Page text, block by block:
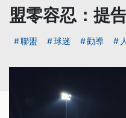
盟零容忍：提
聯盟 球迷 勸導